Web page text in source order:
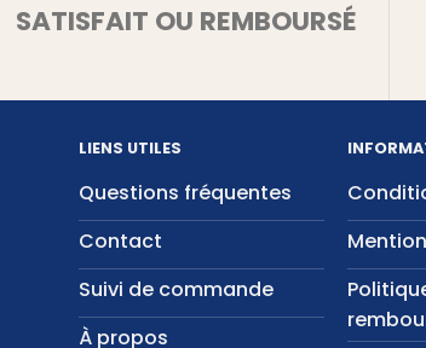
SATISFAIT OU REMBOURSÉ
LIENS UTILES
Questions fréquentes
Contact
Suivi de commande
À propos